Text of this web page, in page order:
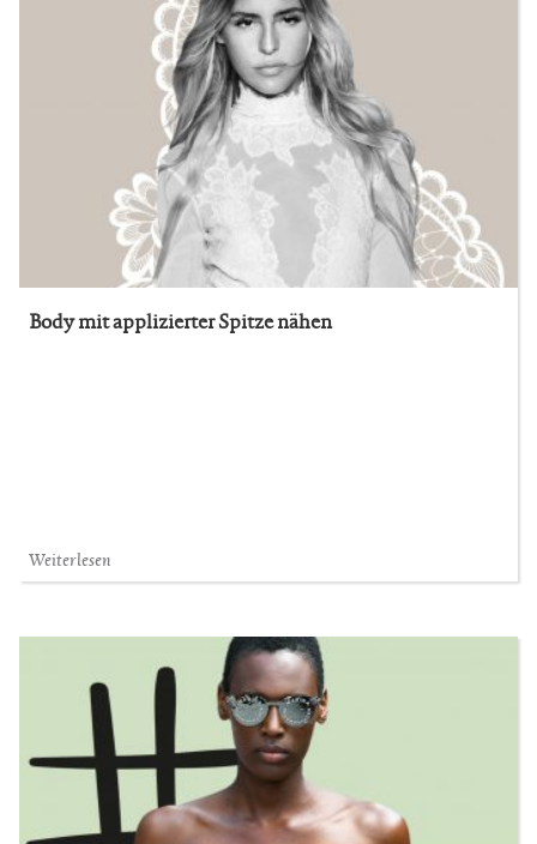
Body mit applizierter Spitze nähen
Weiterlesen